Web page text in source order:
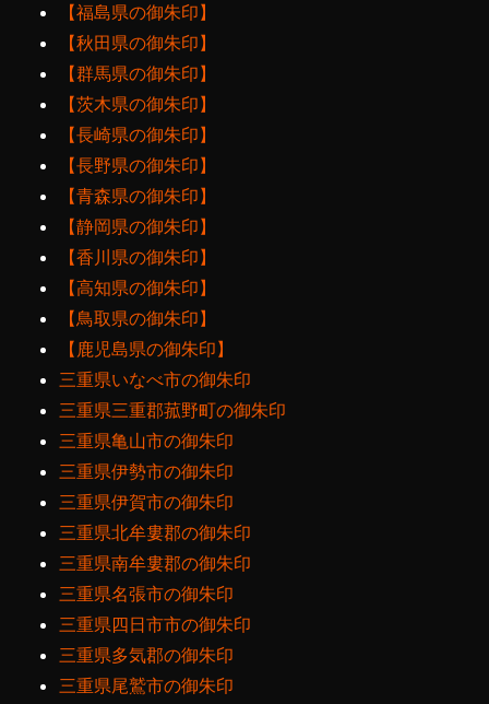
【福島県の御朱印】
【秋田県の御朱印】
【群馬県の御朱印】
【茨木県の御朱印】
【長崎県の御朱印】
【長野県の御朱印】
【青森県の御朱印】
【静岡県の御朱印】
【香川県の御朱印】
【高知県の御朱印】
【鳥取県の御朱印】
【鹿児島県の御朱印】
三重県いなべ市の御朱印
三重県三重郡菰野町の御朱印
三重県亀山市の御朱印
三重県伊勢市の御朱印
三重県伊賀市の御朱印
三重県北牟婁郡の御朱印
三重県南牟婁郡の御朱印
三重県名張市の御朱印
三重県四日市市の御朱印
三重県多気郡の御朱印
三重県尾鷲市の御朱印